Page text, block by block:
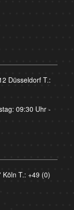
Düsseldorf T.:
09:30 Uhr -
T.: +49 (0)